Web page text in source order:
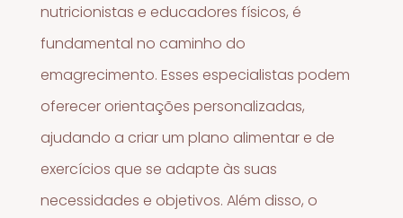
nutricionistas e educadores físicos, é
fundamental no caminho do
emagrecimento. Esses especialistas podem
oferecer orientações personalizadas,
ajudando a criar um plano alimentar e de
exercícios que se adapte às suas
necessidades e objetivos. Além disso, o